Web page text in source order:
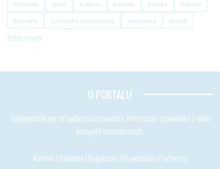
Wrocław sport krakow koncert polska Zdjecia
koncerty fotografia koncertowa warszawa muzyk
Index tagów
O PORTALU
Ogólnopolski portal będący bazą nowości, informacji i zapowiedzi z wielu
kategorii tematycznych.
Kontakt | Reklama | Regulamin | Prywatność| Partnerzy